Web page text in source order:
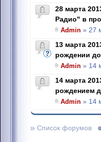
28 марта
Радио" в
Admin » 27
13 марта
рождении
Admin » 14
14 марта
рождением
Admin » 14
» Список форумов